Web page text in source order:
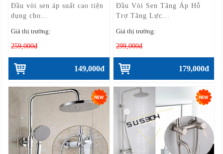
Đầu vòi sen áp suất cao tiện
dụng cho...
Giá thị trường:
259,000đ
149,000đ
Đầu Vòi Sen Tăng Áp Hỗ
Trợ Tăng Lực...
Giá thị trường:
299,000đ
179,000đ